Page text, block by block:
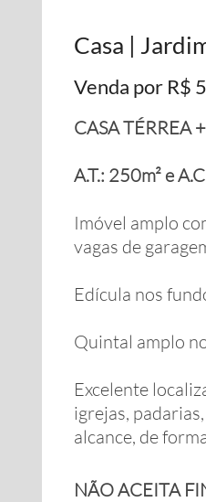
Casa |
Venda por R$
CASA TÉRREA
A.T.: 250m² e
Imóvel amplo
vagas de
Edícula nos
Quintal amplo
Excelente
igrejas,
alcance, de
NÃO ACEITA